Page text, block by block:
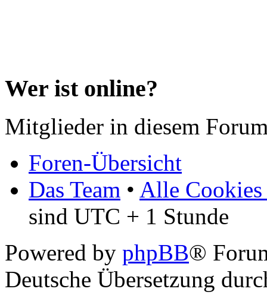
Wer ist online?
Mitglieder in diesem
Foren-Übersicht
Das Team • Alle Cookies
sind UTC + 1 Stunde
Powered by phpBB®
Deutsche Übersetzung